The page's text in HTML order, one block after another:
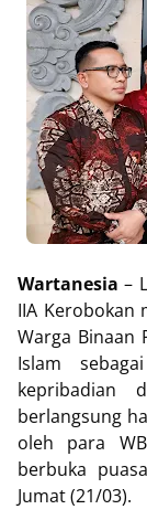
Wartanesia–
IIA Kerobokan
Warga Binaan
Islam
kepribadian
berlangsung
oleh para
berbuka
Jumat (21/03).